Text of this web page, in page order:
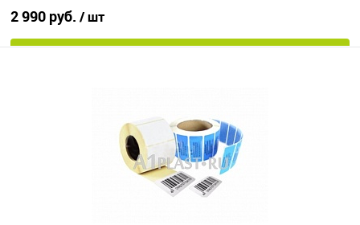
2 990 руб. / шт